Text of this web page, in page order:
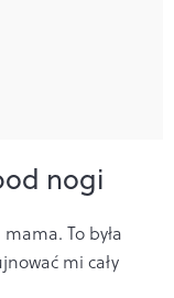
nogi
To była
mi cały